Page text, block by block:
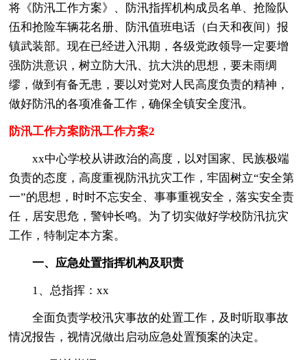
将《防汛工作方案》、防汛指挥机构成员名单、抢险队
伍和抢险车辆花名册、防汛值班电话（白天和夜间）报
镇武装部。现在已经进入汛期，各级党政领导一定要增
强防洪意识，树立防大汛、抗大洪的思想，要未雨绸
缪，做到有备无患，要以对党对人民高度负责的精神，
做好防汛的各项准备工作，确保全镇安全度汛。
防汛工作方案防汛工作方案2
xx中心学校从讲政治的高度，以对国家、民族极端
负责的态度，高度重视防汛抗灾工作，牢固树立“安全第
一”的思想，时时不忘安全、事事重视安全，落实安全责
任，居安思危，警钟长鸣。为了切实做好学校防汛抗灾
工作，特制定本方案。
一、应急处置指挥机构及职责
1、总指挥：xx
全面负责学校汛灾事故的处置工作，及时听取事故
情况报告，视情况做出启动应急处置预案的决定。